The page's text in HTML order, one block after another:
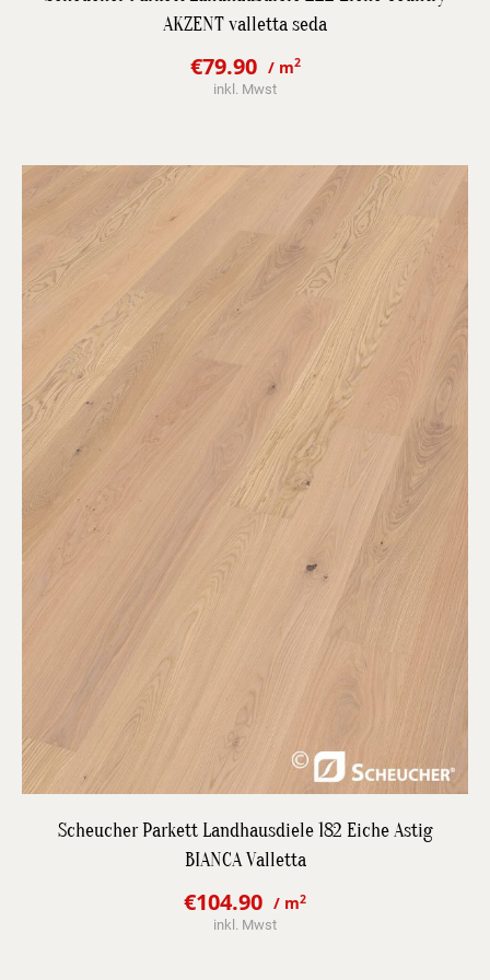
AKZENT valletta seda
Original
was:
€99.60.
€79.90
Current
is:
€79.90.
/ m2
inkl. Mwst
DETAILS
Scheucher Parkett Landhausdiele 182 Eiche Astig
BIANCA Valletta
Original
€104.90
Current
/ m2
inkl. Mwst